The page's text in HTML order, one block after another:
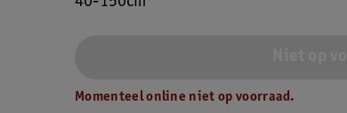
Momenteel online niet op voorraad.